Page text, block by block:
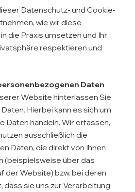
Datenschutz- und Cookie-
wie wir diese
die Praxis umsetzen und Ihr
respektieren und
Daten
Website hinterlassen Sie
Hierbei kann es sich um
Daten handeln. Wir erfassen,
ausschließlich die
Daten, die direkt von Ihnen
(beispielsweise über das
der Website) bzw. bei deren
dass sie uns zur Verarbeitung